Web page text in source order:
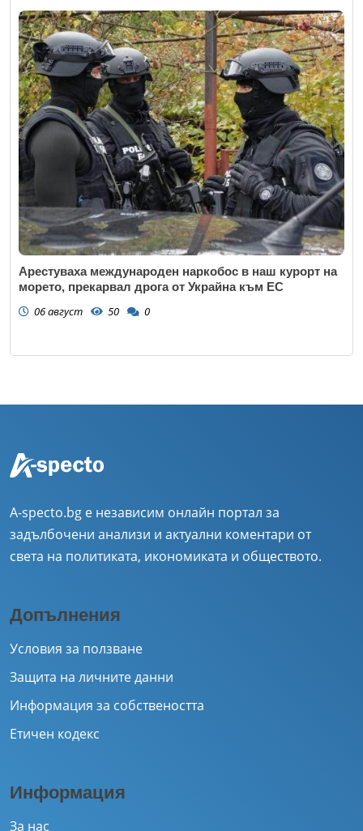
Арестуваха международен наркобос в наш курорт на
морето, прекарвал дрога от Украйна към ЕС
06 август 50 0
A-specto.bg е независим онлайн портал за
задълбочени анализи и актуални коментари от
света на политиката, икономиката и обществото.
Допълнения
Условия за ползване
Защита на личните данни
Информация за собствеността
Етичен кодекс
Информация
За нас